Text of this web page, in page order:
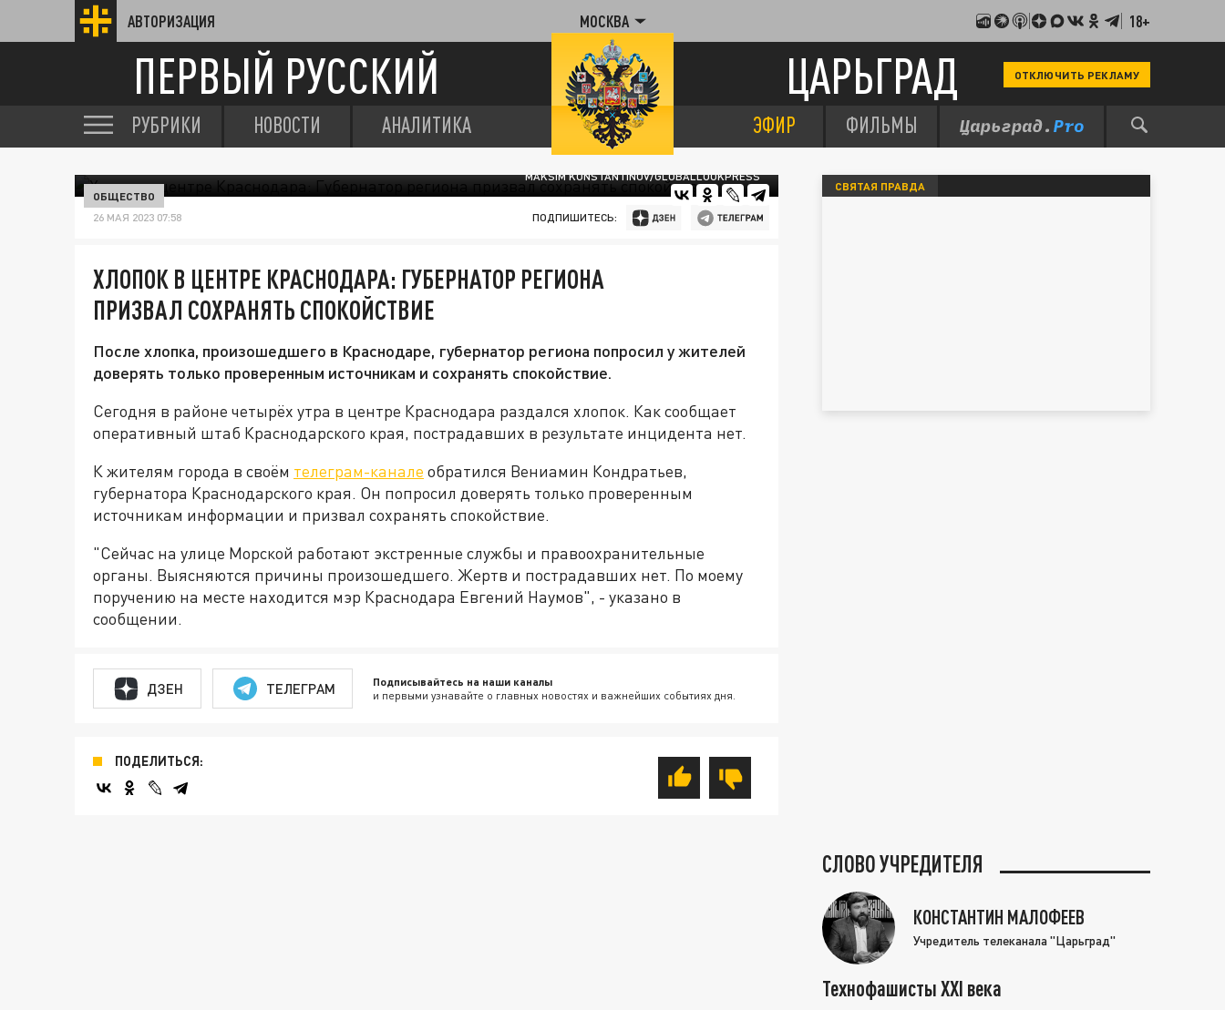
АВТОРИЗАЦИЯ МОСКВА 18+
ПЕРВЫЙ РУССКИЙ ЦАРЬГРАД ОТКЛЮЧИТЬ РЕКЛАМУ
РУБРИКИ НОВОСТИ АНАЛИТИКА ЭФИР ФИЛЬМЫ
MAKSIM KONSTANTINOV/GLOBALLOOKPRESS
ОБЩЕСТВО
26 МАЯ 2023 07:58 ПОДПИШИТЕСЬ:
ХЛОПОК В ЦЕНТРЕ КРАСНОДАРА: ГУБЕРНАТОР РЕГИОНА
ПРИЗВАЛ СОХРАНЯТЬ СПОКОЙСТВИЕ
После хлопка, произошедшего в Краснодаре, губернатор региона попросил у жителей
доверять только проверенным источникам и сохранять спокойствие.
Сегодня в районе четырёх утра в центре Краснодара раздался хлопок. Как сообщает
оперативный штаб Краснодарского края, пострадавших в результате инцидента нет.
К жителям города в своём телеграм-канале обратился Вениамин Кондратьев,
губернатора Краснодарского края. Он попросил доверять только проверенным
источникам информации и призвал сохранять спокойствие.
"Сейчас на улице Морской работают экстренные службы и правоохранительные
органы. Выясняются причины произошедшего. Жертв и пострадавших нет. По моему
поручению на месте находится мэр Краснодара Евгений Наумов", - указано в
сообщении.
ДЗЕН ТЕЛЕГРАМ Подписывайтесь на наши каналы
и первыми узнавайте о главных новостях и важнейших событиях дня.
ПОДЕЛИТЬСЯ:
СВЯТАЯ ПРАВДА
СЛОВО УЧРЕДИТЕЛЯ
КОНСТАНТИН МАЛОФЕЕВ
Учредитель телеканала "Царьград"
Технофашисты XXI века